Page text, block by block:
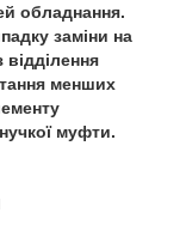
обладнання.
заміни на
менших
муфти.